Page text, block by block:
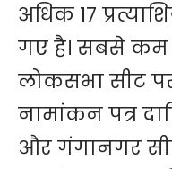
अधिक 17
गए है। सबसे कम
लोकसभा सीट पर
नामांकन पत्र
और गंगानगर